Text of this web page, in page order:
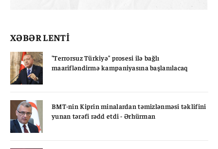
XƏBƏR LENTİ
"Terrorsuz Türkiyə" prosesi ilə bağlı
maarifləndirmə kampaniyasına başlanılacaq
BMT-nin Kiprin minalardan təmizlənməsi təklifini
yunan tərəfi rədd etdi - Ərhürman